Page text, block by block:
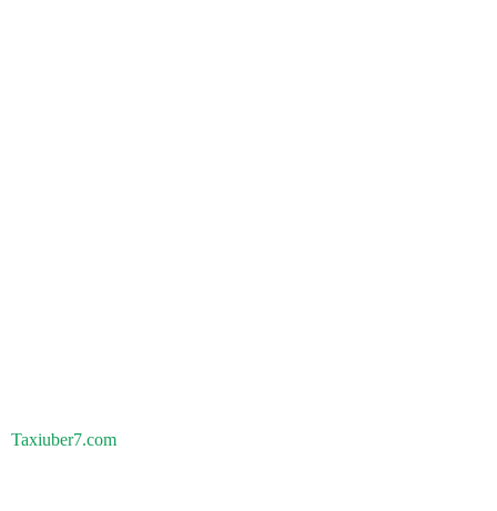
Taxiuber7.com